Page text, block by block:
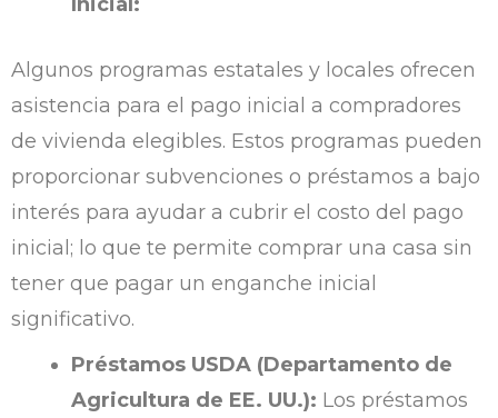
Algunos programas estatales y locales ofrecen
asistencia para el pago inicial a compradores
de vivienda elegibles. Estos programas pueden
proporcionar subvenciones o préstamos a bajo
interés para ayudar a cubrir el costo del pago
inicial; lo que te permite comprar una casa sin
tener que pagar un enganche inicial
significativo.
Préstamos USDA (Departamento de
Agricultura de EE. UU.): Los préstamos